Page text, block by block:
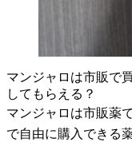
マンジャロは市販で
してもらえる？
マンジャロは市販薬
で自由に購入できる